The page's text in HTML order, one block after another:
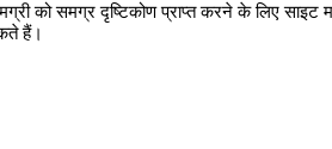
को समग्र दृष्‍टिकोण प्राप्‍त करने के लिए
हैं।